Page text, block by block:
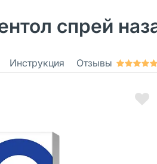
спрей
Инструкция Отзывы